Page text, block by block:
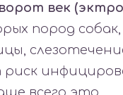
век
пород собак,
всего это